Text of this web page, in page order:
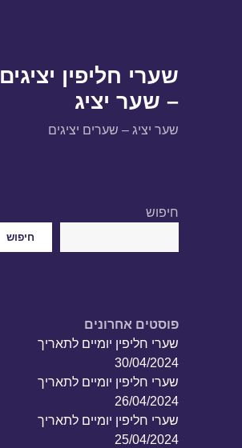
שערי חליפין יציגים
– שער יציג
שער יציג – שערים יציגים
חיפוש
חיפוש
פוסטים אחרונים
שערי חליפין יומיים לתאריך
30/04/2024
שערי חליפין יומיים לתאריך
26/04/2024
שערי חליפין יומיים לתאריך
25/04/2024